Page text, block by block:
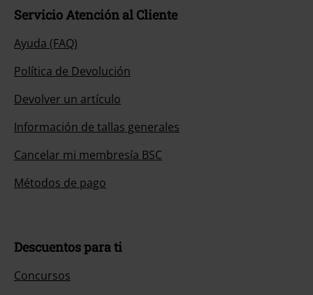
Servicio Atención al Cliente
Ayuda (FAQ)
Política de Devolución
Devolver un artículo
Información de tallas generales
Cancelar mi membresía BSC
Métodos de pago
Descuentos para ti
Concursos